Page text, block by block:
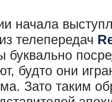
начала
телепередач
буквально
будто они
Зато таким